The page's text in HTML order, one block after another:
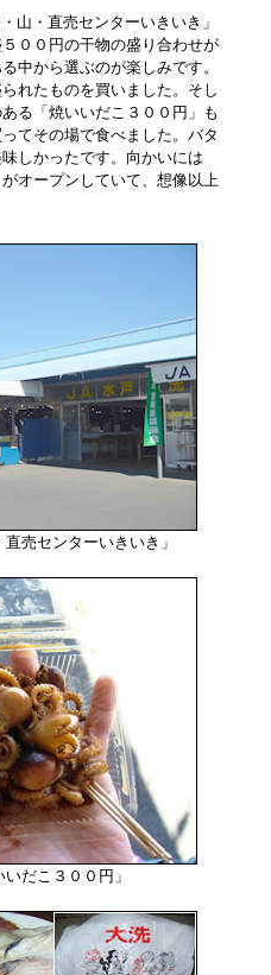
山・直売センターいきいき 」
００円の干物の盛り合わせが
中から選ぶのが楽しみです。
れたものを買いました。そし
る「焼いいだこ３００円」も
てその場で食べました。バタ
しかったです。向かいには
オープンしていて、想像以上
売センターいきいき」
だこ３００円」